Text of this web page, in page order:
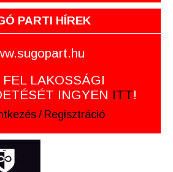
PARTI HÍREK
FEL LAKOSSÁGI
INGYEN ITT!
/ Regisztráció